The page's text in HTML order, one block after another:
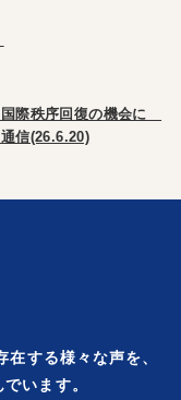
際秩序回復の機会に
信(26.6.20)
する様々な声を、
います。